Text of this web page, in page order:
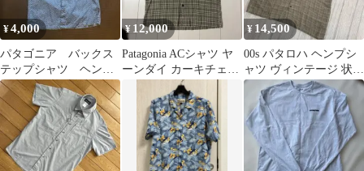
¥4,000
パタゴニア バックス
テップシャツ ヘンプ
シャツ
¥ 12,000
Patagonia ACシャツ ヤ
ーンダイ カーキチェッ
¥ 14,500
00s パタロハ ヘンプシ
ャツ ヴィンテージ 状態
良好 大人な配色